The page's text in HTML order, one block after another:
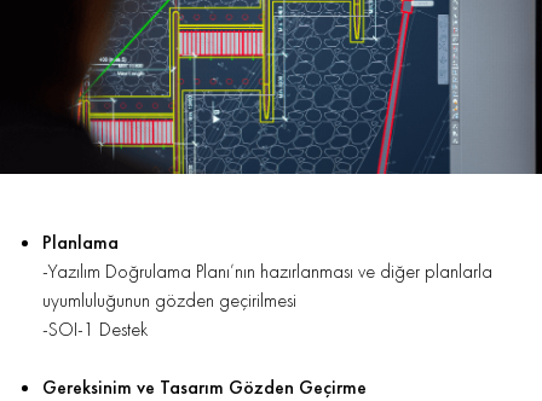
Planlama
-Yazılım Doğrulama Planı’nın hazırlanması ve diğer planlarla
uyumluluğunun gözden geçirilmesi
-SOI-1 Destek
Gereksinim ve Tasarım Gözden Geçirme